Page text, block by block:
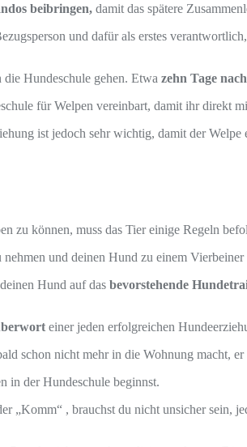
beibringen, damit das spätere
und dafür als erstes
Hundeschule gehen. Etwa zehn Tage
für Welpen vereinbart, damit ihr direkt
ist jedoch sehr wichtig, damit der Welpe
zu können, muss das Tier einige Regeln
und deinen Hund zu einem
Hund auf das bevorstehende
einer jeden erfolgreichen
schon nicht mehr in die Wohnung macht,
in der Hundeschule beginnst.
, brauchst du nicht unsicher sein,